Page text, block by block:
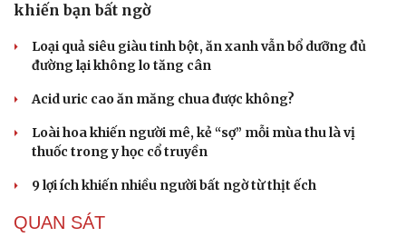
khiến bạn bất ngờ
Loại quả siêu giàu tinh bột, ăn xanh vẫn bổ dưỡng đủ
đường lại không lo tăng cân
Acid uric cao ăn măng chua được không?
Loài hoa khiến người mê, kẻ “sợ” mỗi mùa thu là vị
thuốc trong y học cổ truyền
9 lợi ích khiến nhiều người bất ngờ từ thịt ếch
QUAN SÁT